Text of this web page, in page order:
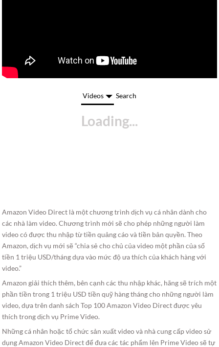
Videos Search
Amazon Video Direct là một chương trình dịch vụ cá nhân dành cho
các nhà làm video. Chương trình mới sẽ cho phép những người làm
video có được thu nhập từ tiền quảng cáo và tiền bản quyền. Theo
Amazon, dịch vụ mới sẽ “chia sẻ cho chủ của video một phần của số
tiền 1 triệu USD/tháng dựa vào mức độ ưa thích của khách hàng với
video.”
Amazon giải thích thêm, bên cạnh các thu nhập khác, hãng sẽ trích một
phần tiền trong 1 triệu USD tiền quỹ hàng tháng cho những người làm
video, dựa trên danh sách Top 100 Amazon Video Direct được yêu
thích trong dịch vụ Prime Video.
Những cá nhân hoặc tổ chức sản xuất video và nhà cung cấp video sử
dụng Amazon Video Direct để đưa các tác phẩm lên Prime Video sẽ tự